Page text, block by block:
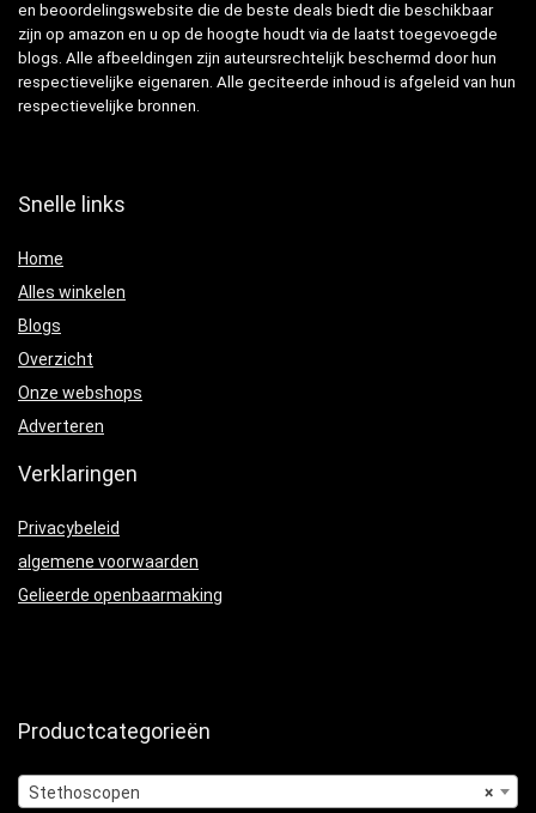
en beoordelingswebsite die de beste deals biedt die beschikbaar
zijn op amazon en u op de hoogte houdt via de laatst toegevoegde
blogs. Alle afbeeldingen zijn auteursrechtelijk beschermd door hun
respectievelijke eigenaren. Alle geciteerde inhoud is afgeleid van hun
respectievelijke bronnen.
Snelle links
Home
Alles winkelen
Blogs
Overzicht
Onze webshops
Adverteren
Verklaringen
Privacybeleid
algemene voorwaarden
Gelieerde openbaarmaking
Productcategorieën
×
Stethoscopen